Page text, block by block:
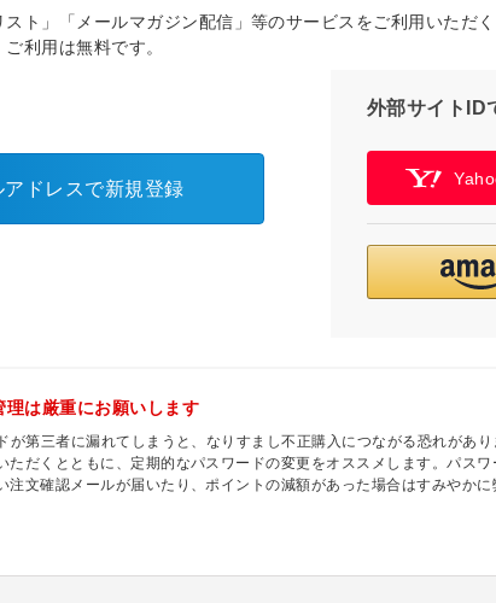
スト」「メールマガジン配信」等のサービスをご利用いただ
利用は無料です。
アドレスで新規登録
外部サイトID
は厳重にお願いします
が第三者に漏れてしまうと、なりすまし不正購入につながる恐れがあり
ただくとともに、定期的なパスワードの変更をオススメします。パスワ
注文確認メールが届いたり、ポイントの減額があった場合はすみやか